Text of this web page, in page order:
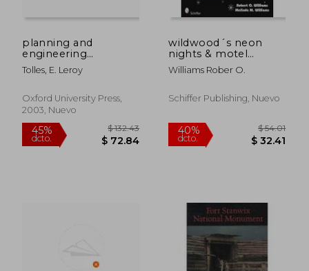
planning and
engineering
guidelines for the
seismic retrofitting of
structures (en Inglés)
Tolles, E. Leroy
Oxford University Press,
2003, Nuevo
wildwood´s neon
nights & motel
memories
Williams Rober O.
Schiffer Publishing, Nuevo